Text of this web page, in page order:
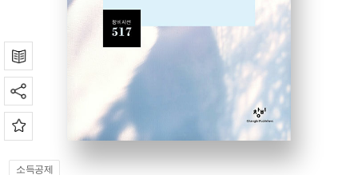
소득공제